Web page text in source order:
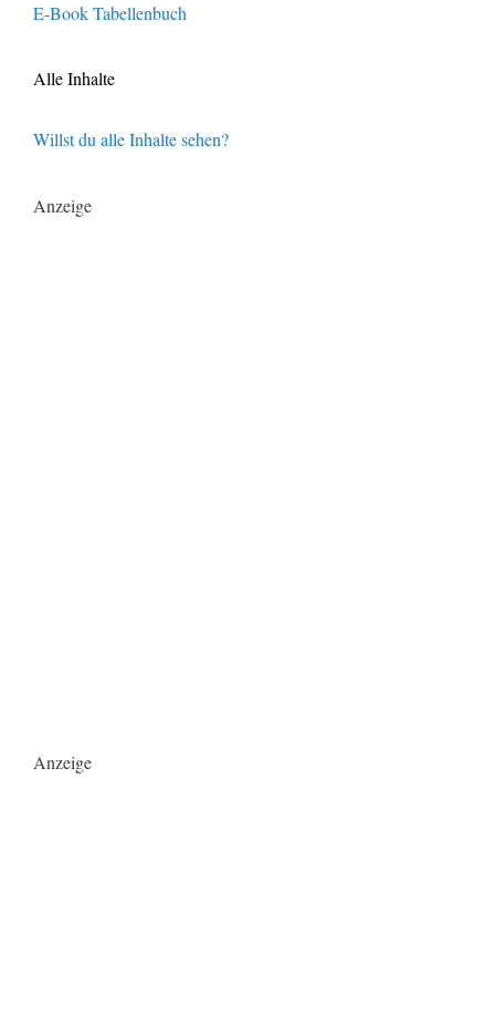
E-Book Tabellenbuch
Alle Inhalte
Willst du alle Inhalte sehen?
Anzeige
Anzeige